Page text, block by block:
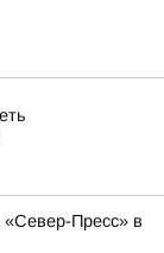
«Север-Пресс» в